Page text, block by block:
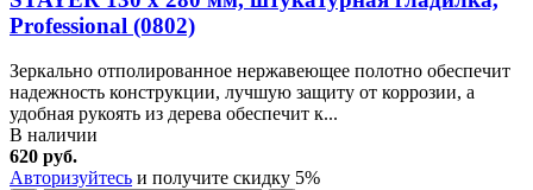
Professional (0802)
Зеркально отполированное нержавеющее полотно обеспечит
надежность конструкции, лучшую защиту от коррозии, а
удобная рукоять из дерева обеспечит к...
В наличии
620 руб.
Авторизуйтесь и получите скидку 5%